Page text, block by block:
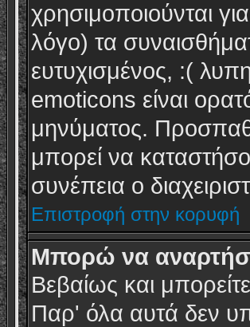
χρησιμοποιούνται
λόγο) τα
ευτυχισμένος, :(
emoticons είναι
μηνύματος.
μπορεί να
συνέπεια ο
Επιστροφή στην κορυφή
Μπορώ να
Βεβαίως και
Παρ' όλα αυτά δεν